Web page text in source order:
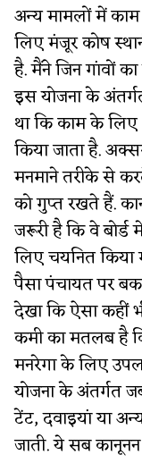
अन्य मामलों में
लिए मंजूर कोष
है. मैंने जिन गांवों
इस योजना के
था कि काम के
किया जाता है.
मनमाने तरीके से
को गुप्त रखते हैं.
जरूरी है कि वे
लिए चयनित किया
पैसा पंचायत पर
देखा कि ऐसा कहीं
कमी का मतलब है
मनरेगा के लिए
योजना के अंतर्गत
टेंट, दवाइयां या
जाती. ये सब